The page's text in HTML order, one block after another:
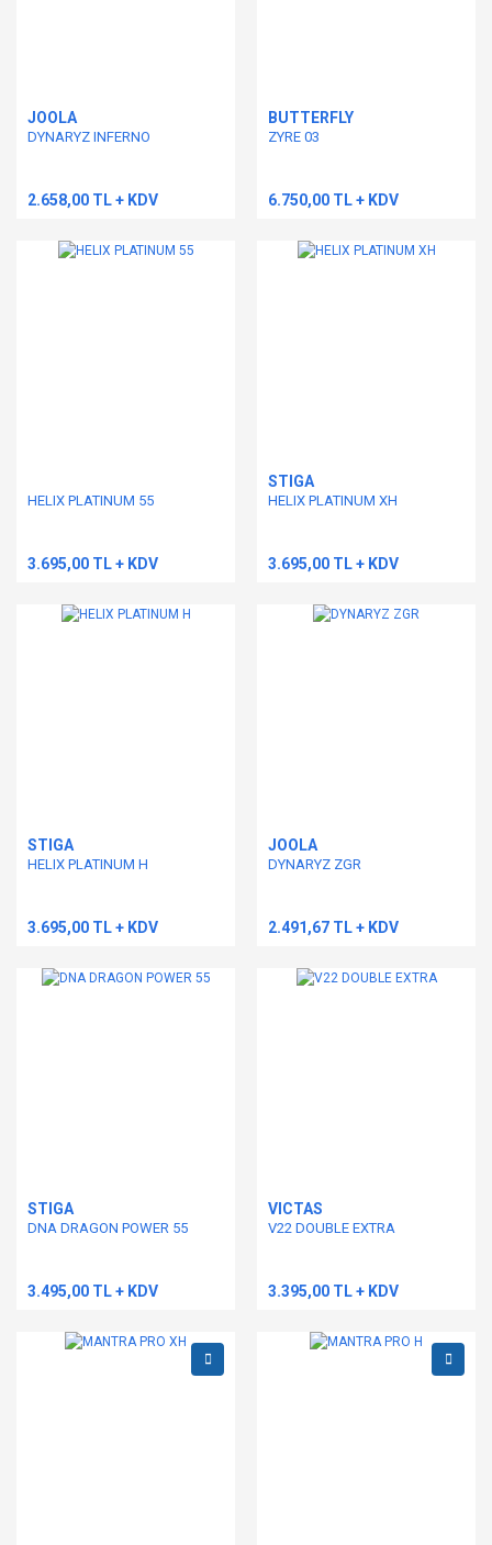
JOOLA
DYNARYZ INFERNO
2.658,00 TL + KDV
BUTTERFLY
ZYRE 03
6.750,00 TL + KDV
HELIX PLATINUM 55
3.695,00 TL + KDV
STIGA
HELIX PLATINUM XH
3.695,00 TL + KDV
STIGA
HELIX PLATINUM H
3.695,00 TL + KDV
JOOLA
DYNARYZ ZGR
2.491,67 TL + KDV
STIGA
DNA DRAGON POWER 55
3.495,00 TL + KDV
VICTAS
V22 DOUBLE EXTRA
3.395,00 TL + KDV